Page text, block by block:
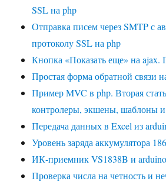
SSL на php
Отправка писем через SMTP с
протоколу SSL на php
Кнопка «Показать еще» на ajax.
Простая форма обратной связи
Пример MVC в php. Вторая
контролеры, экшены, шаблоны
Передача данных в Excel из
Уровень заряда аккумулятора
ИК-приемник VS1838B и arduino
Проверка числа на четность и